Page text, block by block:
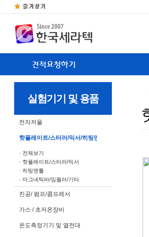
실험기기 및 용품
전자저울
핫플레이트/스터러/믹서/히팅맨틀
· 전체보기
· 핫플레이트/스터러/믹서
· 히팅맨틀
· 마그네틱바/임펠러/기타
진공/ 펌프/콤프레서
가스 / 초저온장비
온도측정기기 및 열전대